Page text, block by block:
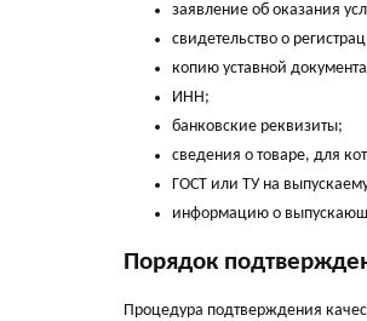
заявление об оказания
свидетельство о
копию уставной
ИНН;
банковские реквизиты;
сведения о товаре, для
ГОСТ или ТУ на
информацию о
Порядок
Процедура подтверждения